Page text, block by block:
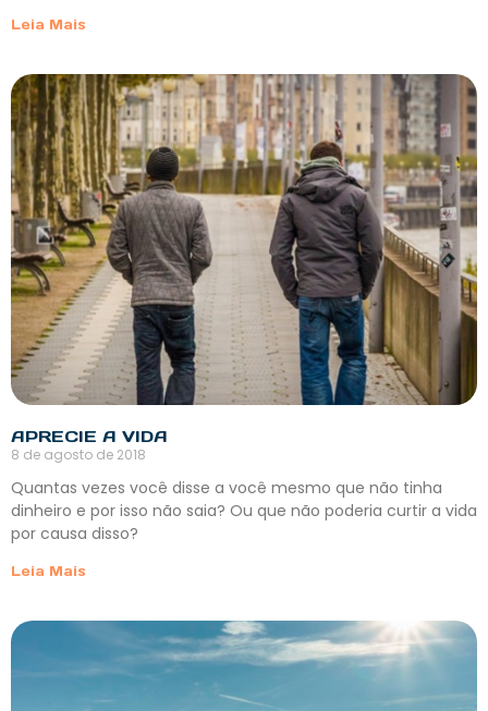
Leia Mais
APRECIE A VIDA
8 de agosto de 2018
Quantas vezes você disse a você mesmo que não tinha
dinheiro e por isso não saia? Ou que não poderia curtir a vida
por causa disso?
Leia Mais